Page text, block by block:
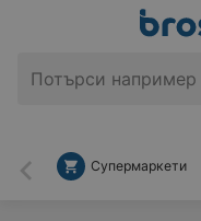
Назад
Супермаркети